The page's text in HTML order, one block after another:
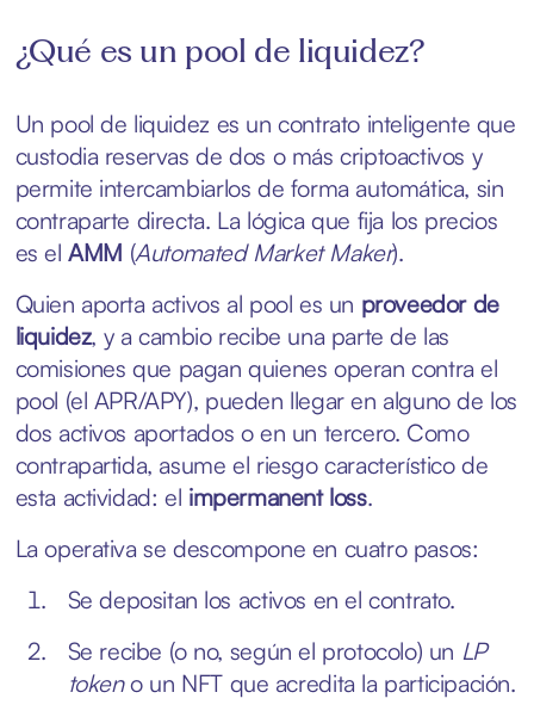
¿Qué es un pool de liquidez?
Un pool de liquidez es un contrato inteligente que
custodia reservas de dos o más criptoactivos y
permite intercambiarlos de forma automática, sin
contraparte directa. La lógica que fija los precios
es elAMM (Automated Market Maker).
Quien aporta activos al pool es un proveedor de
liquidez, y a cambio recibe una parte de las
comisiones que pagan quienes operan contra el
pool (el APR/APY), pueden llegar en alguno de los
dos activos aportados o en un tercero. Como
contrapartida, asume el riesgo característico de
esta actividad: el impermanent loss.
La operativa se descompone en cuatro pasos:
Se depositan los activos en el contrato.
Se recibe (o no, según el protocolo) un LP
tokeno un NFT que acredita la participación.